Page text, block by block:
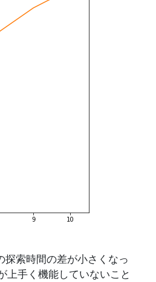
探索時間の差が小さくなっ
上手く機能していないこと